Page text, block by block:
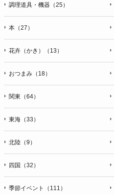
調理道具・機器（25）
本（27）
花卉（かき）（13）
おつまみ（18）
関東（64）
東海（33）
北陸（9）
四国（32）
季節イベント（111）